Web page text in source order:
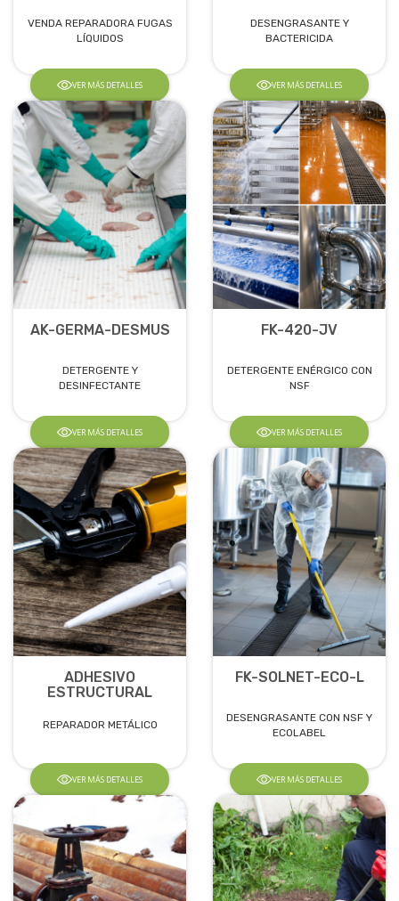
VENDA REPARADORA FUGAS
LÍQUIDOS
VER MÁS DETALLES
DESENGRASANTE Y
BACTERICIDA
VER MÁS DETALLES
AK-GERMA-DESMUS
DETERGENTE Y
DESINFECTANTE
VER MÁS DETALLES
FK-420-JV
DETERGENTE ENÉRGICO CON
NSF
VER MÁS DETALLES
ADHESIVO
ESTRUCTURAL
REPARADOR METÁLICO
VER MÁS DETALLES
FK-SOLNET-ECO-L
DESENGRASANTE CON NSF Y
ECOLABEL
VER MÁS DETALLES